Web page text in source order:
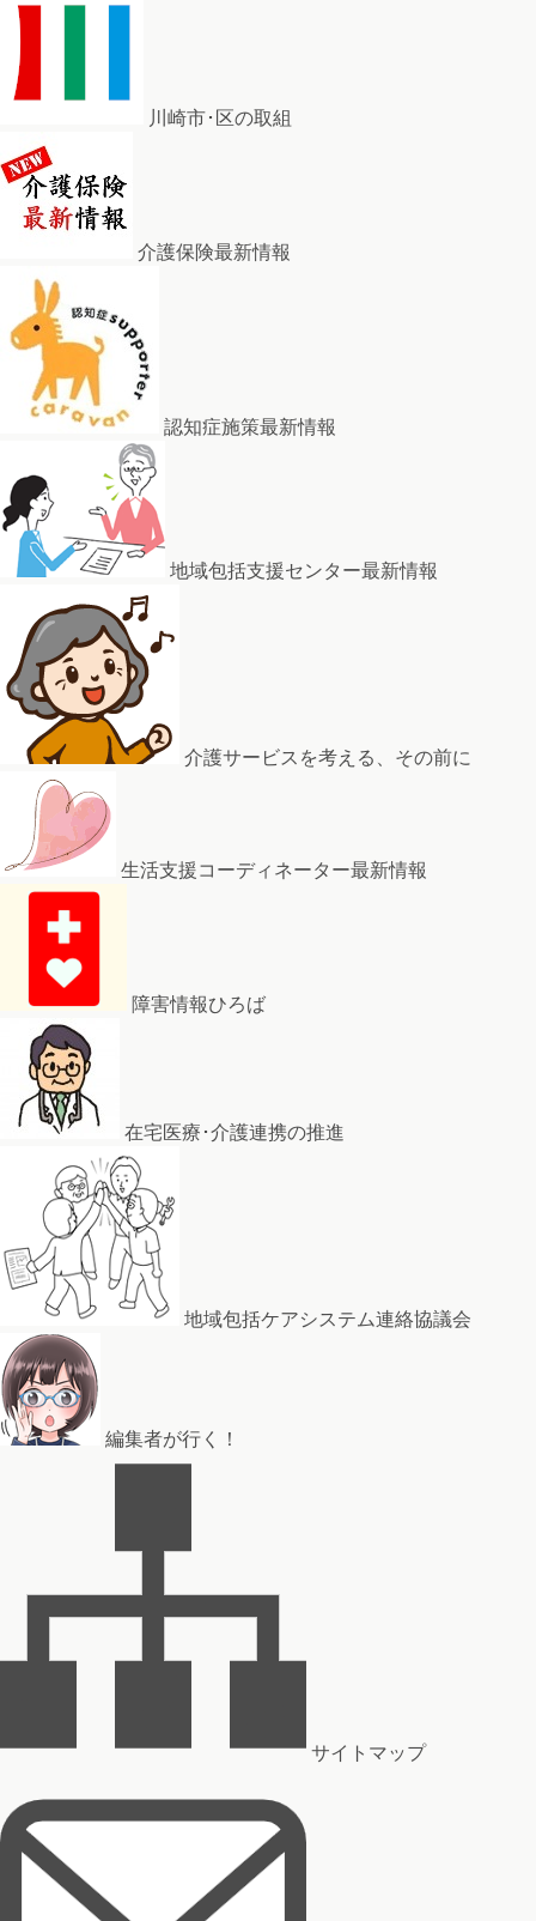
川崎市･区の取組
介護保険最新情報
認知症施策最新情報
地域包括支援センター最新情報
介護サービスを考える、その前に
生活支援コーディネーター最新情報
障害情報ひろば
在宅医療･介護連携の推進
地域包括ケアシステム連絡協議会
編集者が行く！
サイトマップ